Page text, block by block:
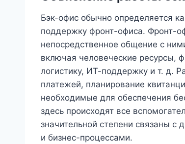
Бэк-офис обычно определяется
поддержку фронт-офиса. Фронт-
непосредственное общение с
включая человеческие ресурсы,
логистику, ИТ-поддержку и т. д.
платежей, планирование
необходимые для обеспечения
здесь происходят все
значительной степени связаны
и бизнес-процессами.